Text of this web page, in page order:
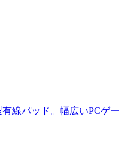
線パッド。幅広いPCゲー